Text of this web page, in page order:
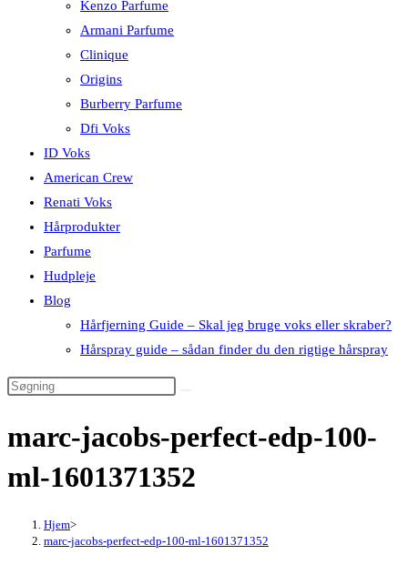
Kenzo Parfume
Armani Parfume
Clinique
Origins
Burberry Parfume
Dfi Voks
ID Voks
American Crew
Renati Voks
Hårprodukter
Parfume
Hudpleje
Blog
Hårfjerning Guide – Skal jeg bruge voks eller skraber?
Hårspray guide – sådan finder du den rigtige hårspray
marc-jacobs-perfect-edp-100-
ml-1601371352
Hjem>
marc-jacobs-perfect-edp-100-ml-1601371352